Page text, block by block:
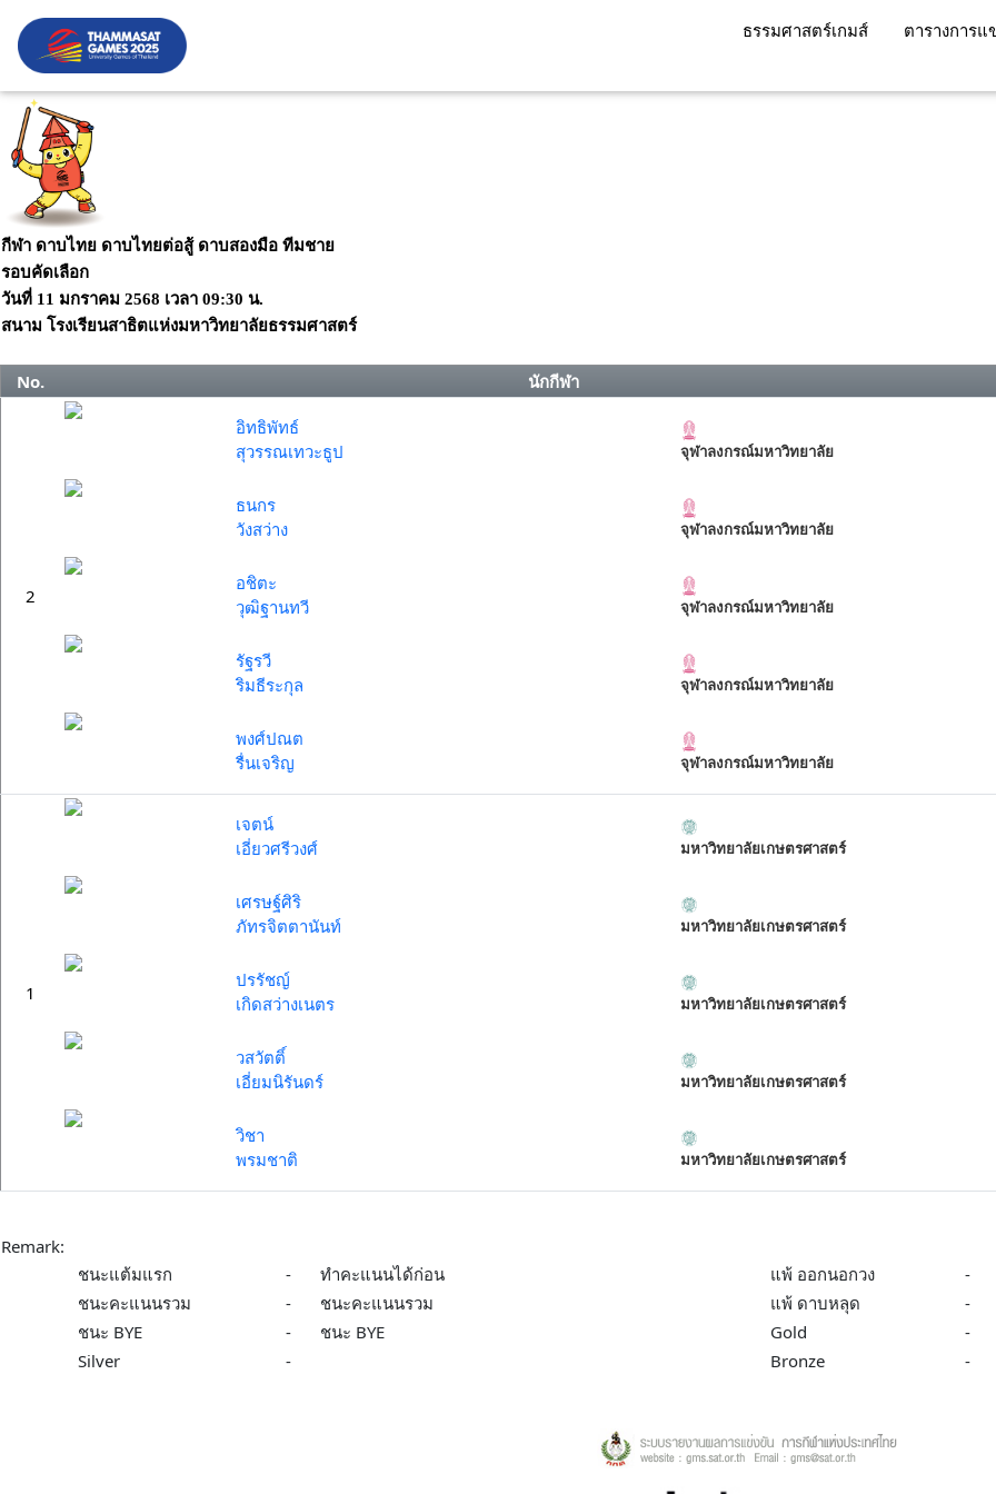
ธรรมศาสตร์เกมส์ ตารางการแ
กีฬา ดาบไทย ดาบไทยต่อสู้ ดาบสองมือ ทีมชาย
รอบคัดเลือก
วันที่ 11 มกราคม 2568 เวลา 09:30 น.
สนาม โรงเรียนสาธิตแห่งมหาวิทยาลัยธรรมศาสตร์
No. นักกีฬา
2
อิทธิพัทธ์
สุวรรณเทวะธูป
จุฬาลงกรณ์มหาวิทยาลัย
ธนกร
วังสว่าง
จุฬาลงกรณ์มหาวิทยาลัย
อชิตะ
วุฒิฐานทวี
จุฬาลงกรณ์มหาวิทยาลัย
รัฐรวี
ริมธีระกุล
จุฬาลงกรณ์มหาวิทยาลัย
พงศ์ปณต
รื่นเจริญ
จุฬาลงกรณ์มหาวิทยาลัย
1
เจตน์
เอี่ยวศรีวงศ์
มหาวิทยาลัยเกษตรศาสตร์
เศรษฐ์ศิริ
ภัทรจิตตานันท์
มหาวิทยาลัยเกษตรศาสตร์
ปรรัชญ์
เกิดสว่างเนตร
มหาวิทยาลัยเกษตรศาสตร์
วสวัตติ์
เอี่ยมนิรันดร์
มหาวิทยาลัยเกษตรศาสตร์
วิชา
พรมชาติ
มหาวิทยาลัยเกษตรศาสตร์
Remark:
ชนะแต้มแรก
- ทำคะแนนได้ก่อน แพ้ ออกนอกวง -
ชนะคะแนนรวม
- ชนะคะแนนรวม แพ้ ดาบหลุด -
ชนะ BYE
- ชนะ BYE Gold
-
Silver
- Bronze -